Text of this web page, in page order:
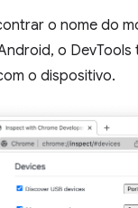
o nome do
o
o dispositivo.